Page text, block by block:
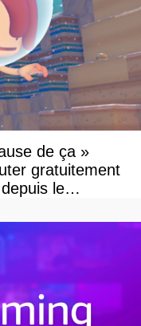
de ça »
gratuitement
le